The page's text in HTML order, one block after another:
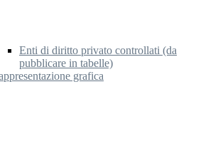
Enti di diritto privato controllati (da
pubblicare in tabelle)
grafica